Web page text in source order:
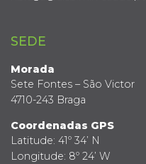
SEDE
Morada
Sete Fontes – São Victor
4710-243 Braga
Coordenadas GPS
Latitude: 41º 34’ N
Longitude: 8º 24’ W